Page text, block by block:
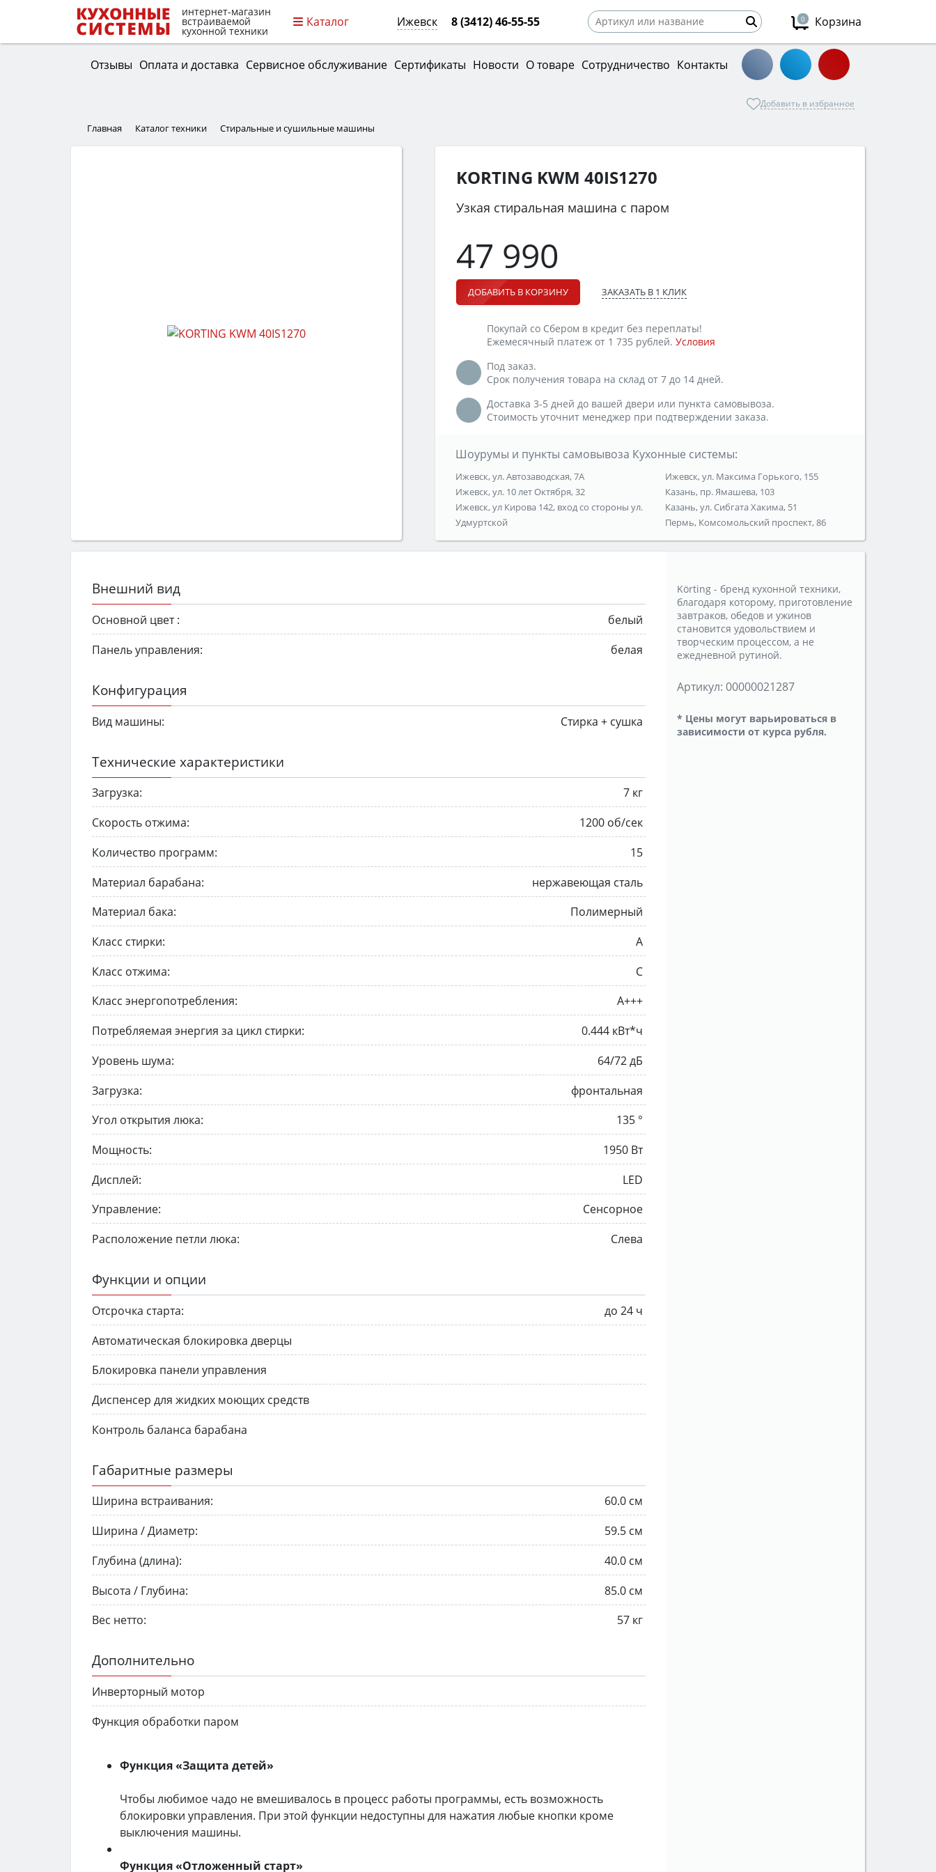
интернет-магазин
встраиваемой
кухонной техники
Каталог Ижевск 8 (3412) 46-55-55 0 Корзина
Отзывы Оплата и доставка Сервисное обслуживание Сертификаты Новости О товаре Сотрудничество Контакты
Добавить в избранное
Главная Каталог техники Стиральные и сушильные машины
KORTING KWM 40IS1270
Узкая стиральная машина с паром
47 990
ДОБАВИТЬ В КОРЗИНУ ЗАКАЗАТЬ В 1 КЛИК
Покупай со Сбером в кредит без переплаты!
Ежемесячный платеж от 1 735 рублей. Условия
Под заказ.
Срок получения товара на склад от 7 до 14 дней.
Доставка 3-5 дней до вашей двери или пункта самовывоза.
Стоимость уточнит менеджер при подтверждении заказа.
Шоурумы и пункты самовывоза Кухонные системы:
Ижевск, ул. Автозаводская, 7А
Ижевск, ул. 10 лет Октября, 32
Ижевск, ул Кирова 142, вход со стороны ул.
Удмуртской
Ижевск, ул. Максима Горького, 155
Казань, пр. Ямашева, 103
Казань, ул. Сибгата Хакима, 51
Пермь, Комсомольский проспект, 86
Внешний вид
Основной цвет :
белый
Панель управления:
белая
Конфигурация
Вид машины: Стирка + сушка
Технические характеристики
Загрузка:
7 кг
Скорость отжима:
1200 об/сек
Количество программ:
15
Материал барабана:
нержавеющая сталь
Материал бака:
Полимерный
Класс стирки:
A
Класс отжима:
C
Класс энергопотребления:
A+++
Потребляемая энергия за цикл стирки:
0.444 кВт*ч
Уровень шума:
64/72 дБ
Загрузка:
фронтальная
Угол открытия люка:
135 °
Мощность:
1950 Вт
Дисплей:
LED
Управление:
Сенсорное
Расположение петли люка:
Слева
Функции и опции
Отсрочка старта:
до 24 ч
Автоматическая блокировка дверцы
Блокировка панели управления
Диспенсер для жидких моющих средств
Контроль баланса барабана
Габаритные размеры
Ширина встраивания:
60.0 см
Ширина / Диаметр:
59.5 см
Глубина (длина):
40.0 см
Высота / Глубина:
85.0 см
Вес нетто:
57 кг
Дополнительно
Инверторный мотор
Функция обработки паром
Функция «Защита детей»
Чтобы любимое чадо не вмешивалось в процесс работы программы, есть возможность
блокировки управления. При этой функции недоступны для нажатия любые кнопки кроме
выключения машины.
Функция «Отложенный старт»
Körting - бренд кухонной техники,
благодаря которому, приготовление
завтраков, обедов и ужинов
становится удовольствием и
творческим процессом, а не
ежедневной рутиной.
Артикул: 00000021287
* Цены могут варьироваться в
зависимости от курса рубля.